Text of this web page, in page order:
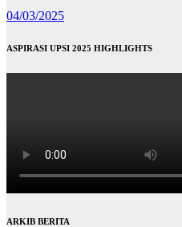
04/03/2025
ASPIRASI UPSI 2025 HIGHLIGHTS
ARKIB BERITA